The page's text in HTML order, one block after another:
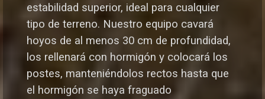
estabilidad superior, ideal para cualquier
tipo de terreno. Nuestro equipo cavará
hoyos de al menos 30 cm de profundidad,
los rellenará con hormigón y colocará los
postes, manteniéndolos rectos hasta que
el hormigón se haya fraguado